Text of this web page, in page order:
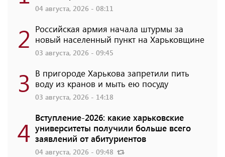
04 августа, 2026 - 08:11
2 Российская армия начала штурмы за
новый населенный пункт на Харьковщине
03 августа, 2026 - 09:45
3 В пригороде Харькова запретили пить
воду из кранов и мыть ею посуду
03 августа, 2026 - 14:18
4 Вступление-2026: какие харьковские
университеты получили больше всего
заявлений от абитуриентов
04 августа, 2026 - 09:48